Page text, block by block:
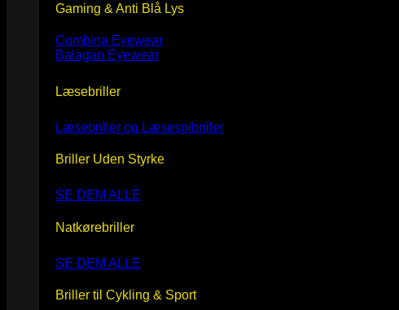
Gaming & Anti Blå Lys
Combina Eyewear
Balagan Eyewear
Læsebriller
Læsebriller og Læsesolbriller
Briller Uden Styrke
SE DEM ALLE
Natkørebriller
SE DEM ALLE
Briller til Cykling & Sport